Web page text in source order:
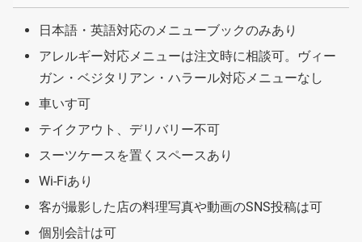
日本語・英語対応のメニューブックのみあり
アレルギー対応メニューは注文時に相談可。ヴィー
ガン・ベジタリアン・ハラール対応メニューなし
車いす可
テイクアウト、デリバリー不可
スーツケースを置くスペースあり
Wi-Fiあり
客が撮影した店の料理写真や動画のSNS投稿は可
個別会計は可